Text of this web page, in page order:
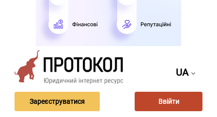
UA
Зареєструватися Ввійти